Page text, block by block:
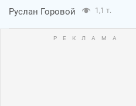
Руслан Горовой 1,1 т.